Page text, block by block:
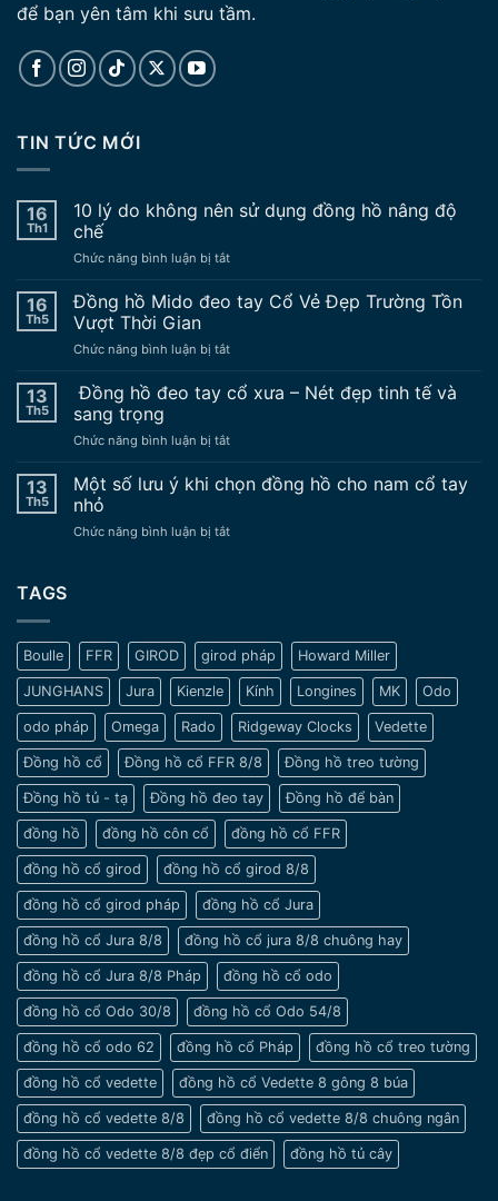
để bạn yên tâm khi sưu tầm.
TIN TỨC MỚI
16
Th1
10 lý do không nên sử dụng đồng hồ nâng độ
chế
Chức năng bình luận bị tắtở
lý
nên
dụng
nâng
chế
16
Th5
Đồng hồ Mido đeo tay Cổ Vẻ Đẹp Trường Tồn
Vượt Thời Gian
Chức năng bình luận bị tắtở
hồ
Mido
tay
Vẻ
Tồn
13
Th5
Đồng hồ đeo tay cổ xưa – Nét đẹp tinh tế và
sang trọng
Chức năng bình luận bị tắtở
hồ
đeo
cổ
tế
và
sang
trọng
13
Th5
Một số lưu ý khi chọn đồng hồ cho nam cổ tay
nhỏ
Chức năng bình luận bị tắtở
chọn
đồng
hồ
cho
nam
cổ
tay
nhỏ
TAGS
Boulle FFR GIROD girod pháp Howard Miller
JUNGHANS Jura Kienzle Kính Longines MK Odo
odo pháp Omega Rado Ridgeway Clocks Vedette
Đồng hồ cổ Đồng hồ cổ FFR 8/8 Đồng hồ treo tường
Đồng hồ tủ - tạ Đồng hồ đeo tay Đồng hồ để bàn
đồng hồ đồng hồ côn cổ đồng hồ cổ FFR
đồng hồ cổ girod đồng hồ cổ girod 8/8
đồng hồ cổ girod pháp đồng hồ cổ Jura
đồng hồ cổ Jura 8/8 đồng hồ cổ jura 8/8 chuông hay
đồng hồ cổ Jura 8/8 Pháp đồng hồ cổ odo
đồng hồ cổ Odo 30/8 đồng hồ cổ Odo 54/8
đồng hồ cổ odo 62 đồng hồ cổ Pháp đồng hồ cổ treo tường
đồng hồ cổ vedette đồng hồ cổ Vedette 8 gông 8 búa
đồng hồ cổ vedette 8/8 đồng hồ cổ vedette 8/8 chuông ngân
đồng hồ cổ vedette 8/8 đẹp cổ điển đồng hồ tủ cây